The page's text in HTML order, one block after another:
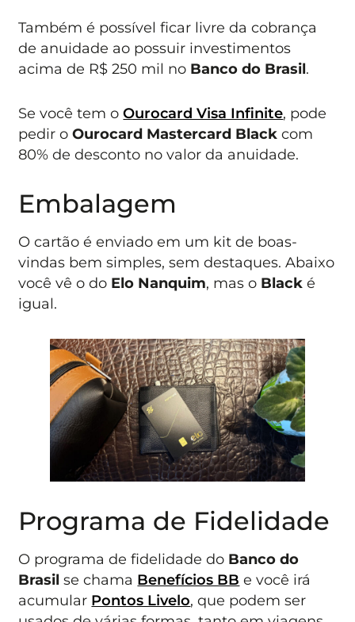
Também é possível ficar livre da cobrança
de anuidade ao possuir investimentos
acima de R$ 250 mil no Banco do Brasil.
Se você tem oOurocard Visa Infinite, pode
pedir oOurocard Mastercard Black com
80% de desconto no valor da anuidade.
Embalagem
O cartão é enviado em um kit de boas-
vindas bem simples, sem destaques. Abaixo
você vê o do Elo Nanquim, mas o Blacké
igual.
Programa de Fidelidade
O programa de fidelidade do Banco do
Brasilse chama Benefícios BB e você irá
acumular Pontos Livelo, que podem ser